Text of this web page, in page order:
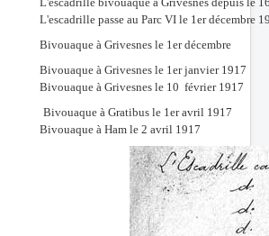
L'escadrille passe au Parc VI le 1er décembre
Bivouaque à Grivesnes le 1er décembre
Bivouaque à Grivesnes le 1er janvier 1917
Bivouaque à Grivesnes le 10 février 1917
Bivouaque à Gratibus le 1er avril 1917
Bivouaque à Ham le 2 avril 1917